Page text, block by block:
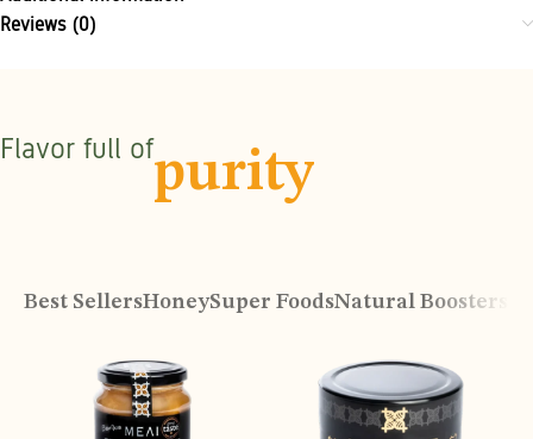
Reviews (0)
Flavor full ofpurity
Best SellersHoneySuper FoodsNatural Boosters